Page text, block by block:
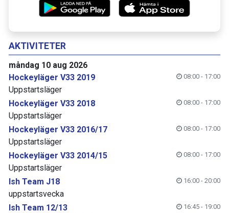
AKTIVITETER
måndag 10 aug 2026
Hockeyläger V33 2019
08:00 - 17:00
Uppstartsläger
Hockeyläger V33 2018
08:00 - 17:00
Uppstartsläger
Hockeyläger V33 2016/17
08:00 - 17:00
Uppstartsläger
Hockeyläger V33 2014/15
08:00 - 17:00
Uppstartsläger
Ish Team J18
16:00 - 20:00
uppstartsvecka
Ish Team 12/13
16:45 - 19:00